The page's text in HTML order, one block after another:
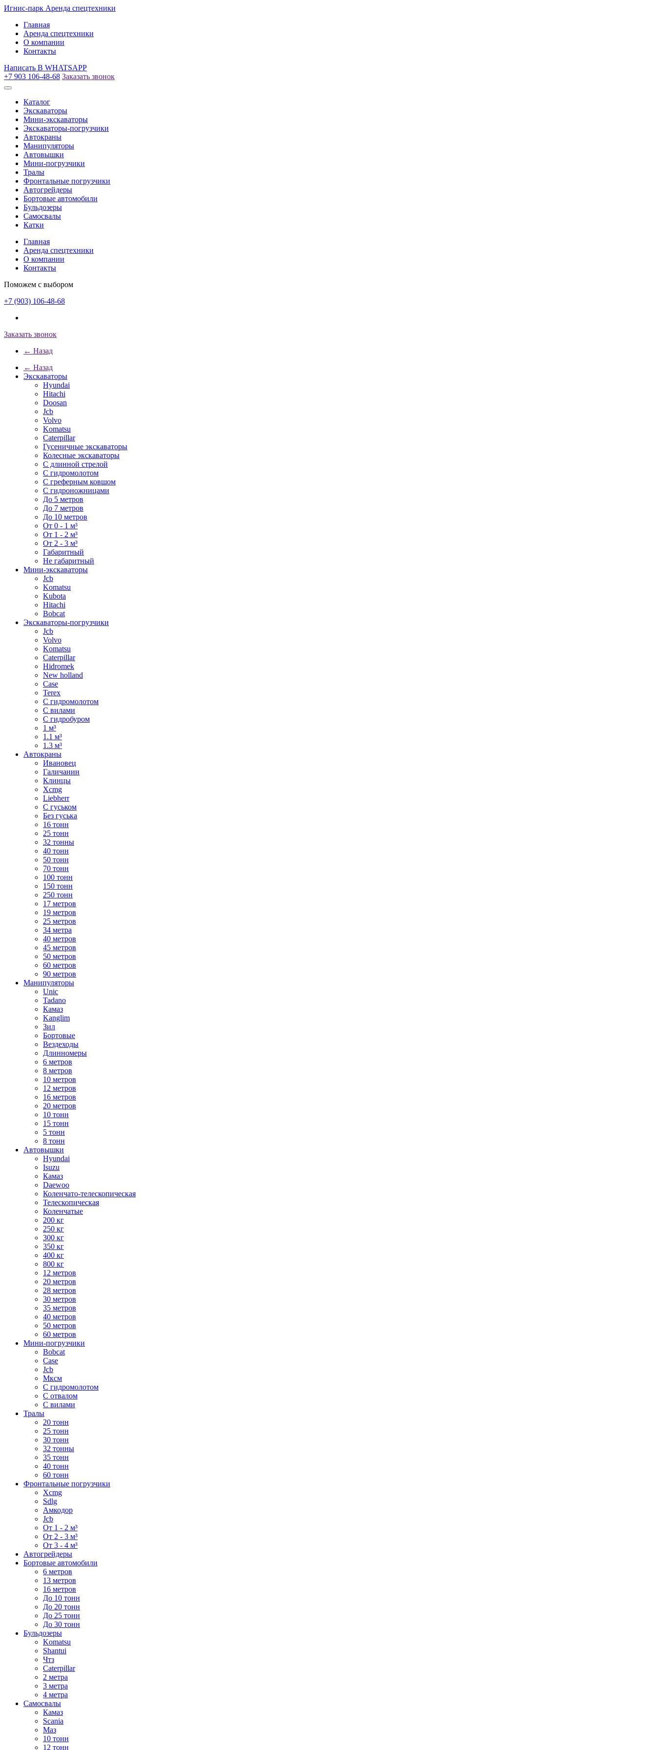
Игнис-парк Аренда спецтехники
Главная
Аренда спецтехники
О компании
Контакты
Написать В WHATSAPP
+7 903 106-48-68 Заказать звонок
Каталог
Экскаваторы
Мини-экскаваторы
Экскаваторы-погрузчики
Автокраны
Манипуляторы
Автовышки
Мини-погрузчики
Тралы
Фронтальные погрузчики
Автогрейдеры
Бортовые автомобили
Бульдозеры
Самосвалы
Катки
Главная
Аренда спецтехники
О компании
Контакты
Поможем с выбором
+7 (903) 106-48-68
Заказать звонок
← Назад
← Назад
Экскаваторы
Hyundai
Hitachi
Doosan
Jcb
Volvo
Komatsu
Caterpillar
Гусеничные экскаваторы
Колесные экскаваторы
С длинной стрелой
С гидромолотом
С греферным ковшом
С гидроножницами
До 5 метров
До 7 метров
До 10 метров
От 0 - 1 м³
От 1 - 2 м³
От 2 - 3 м³
Габаритный
Не габаритный
Мини-экскаваторы
Jcb
Komatsu
Kubota
Hitachi
Bobcat
Экскаваторы-погрузчики
Jcb
Volvo
Komatsu
Caterpillar
Hidromek
New holland
Case
Terex
С гидромолотом
С вилами
С гидробуром
1 м³
1.1 м³
1.3 м³
Автокраны
Ивановец
Галичанин
Клинцы
Xcmg
Liebherr
С гуськом
Без гуська
16 тонн
25 тонн
32 тонны
40 тонн
50 тонн
70 тонн
100 тонн
150 тонн
250 тонн
17 метров
19 метров
25 метров
34 метра
40 метров
45 метров
50 метров
60 метров
90 метров
Манипуляторы
Unic
Tadano
Камаз
Kanglim
Зил
Бортовые
Вездеходы
Длинномеры
6 метров
8 метров
10 метров
12 метров
16 метров
20 метров
10 тонн
15 тонн
5 тонн
8 тонн
Автовышки
Hyundai
Isuzu
Камаз
Daewoo
Коленчато-телескопическая
Телескопическая
Коленчатые
200 кг
250 кг
300 кг
350 кг
400 кг
800 кг
12 метров
20 метров
28 метров
30 метров
35 метров
40 метров
50 метров
60 метров
Мини-погрузчики
Bobcat
Case
Jcb
Мксм
С гидромолотом
С отвалом
С вилами
Тралы
20 тонн
25 тонн
30 тонн
32 тонны
35 тонн
40 тонн
60 тонн
Фронтальные погрузчики
Xcmg
Sdlg
Амкодор
Jcb
От 1 - 2 м³
От 2 - 3 м³
От 3 - 4 м³
Автогрейдеры
Бортовые автомобили
6 метров
13 метров
16 метров
До 10 тонн
До 20 тонн
До 25 тонн
До 30 тонн
Бульдозеры
Komatsu
Shantui
Чтз
Caterpillar
2 метра
3 метра
4 метра
Самосвалы
Камаз
Scania
Маз
10 тонн
12 тонн